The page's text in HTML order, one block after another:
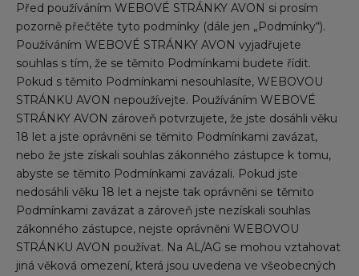
Před používáním WEBOVÉ STRÁNKY AVON si prosím
pozorně přečtěte tyto podmínky (dále jen „Podmínky“).
Používáním WEBOVÉ STRÁNKY AVON vyjadřujete
souhlas s tím, že se těmito Podmínkami budete řídit.
Pokud s těmito Podmínkami nesouhlasíte, WEBOVOU
STRÁNKU AVON nepoužívejte. Používáním WEBOVÉ
STRÁNKY AVON zároveň potvrzujete, že jste dosáhli věku
18 let a jste oprávněni se těmito Podmínkami zavázat,
nebo že jste získali souhlas zákonného zástupce k tomu,
abyste se těmito Podmínkami zavázali. Pokud jste
nedosáhli věku 18 let a nejste tak oprávněni se těmito
Podmínkami zavázat a zároveň jste nezískali souhlas
zákonného zástupce, nejste oprávněni WEBOVOU
STRÁNKU AVON používat. Na AL/AG se mohou vztahovat
jiná věková omezení, která jsou uvedena ve všeobecných